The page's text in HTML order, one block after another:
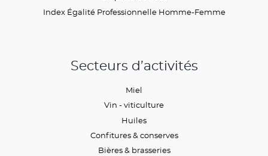
Index Égalité Professionnelle Homme-Femme
Secteurs d’activités
Miel
Vin - viticulture
Huiles
Confitures & conserves
Bières & brasseries